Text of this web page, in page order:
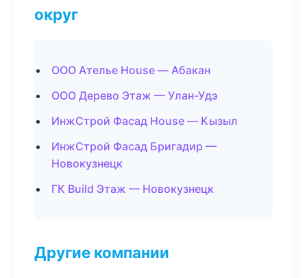
округ
ООО Ателье House — Абакан
ООО Дерево Этаж — Улан-Удэ
ИнжСтрой Фасад House — Кызыл
ИнжСтрой Фасад Бригадир —
Новокузнецк
ГК Build Этаж — Новокузнецк
Другие компании